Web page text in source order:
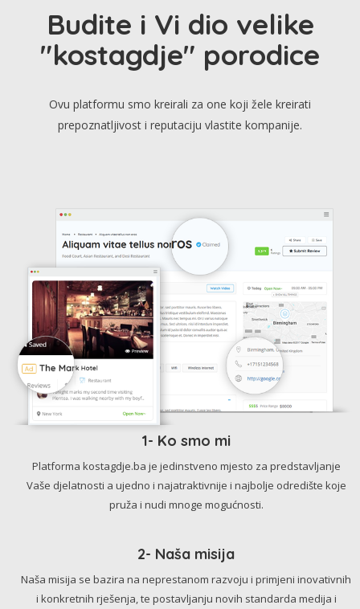
Budite i Vi dio velike
"kostagdje" porodice
Ovu platformu smo kreirali za one koji žele kreirati
prepoznatljivost i reputaciju vlastite kompanije.
1- Ko smo mi
Platforma kostagdje.ba je jedinstveno mjesto za predstavljanje
Vaše djelatnosti a ujedno i najatraktivnije i najbolje odredište koje
pruža i nudi mnoge mogućnosti.
2- Naša misija
Naša misija se bazira na neprestanom razvoju i primjeni inovativnih
i konkretnih rješenja, te postavljanju novih standarda medija i